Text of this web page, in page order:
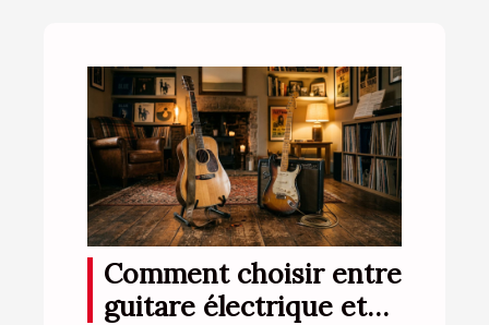
Comment choisir entre
guitare électrique et